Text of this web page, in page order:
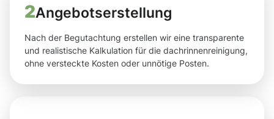
2Angebotserstellung
Nach der Begutachtung erstellen wir eine transparente
und realistische Kalkulation für die dachrinnenreinigung,
ohne versteckte Kosten oder unnötige Posten.